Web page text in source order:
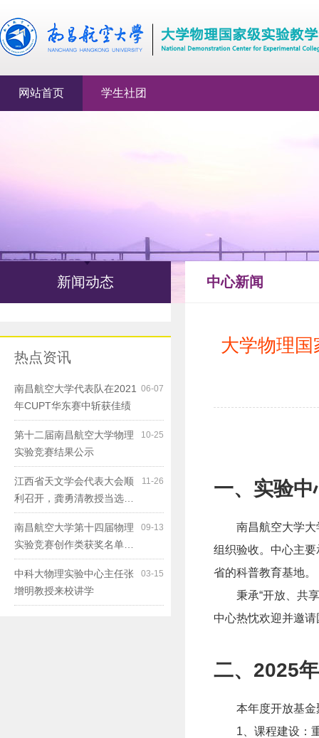
网站首页 学生社团
新闻动态
热点资讯
06-07
南昌航空大学代表队在2021
年CUPT华东赛中斩获佳绩
10-25
第十二届南昌航空大学物理
实验竞赛结果公示
11-26
江西省天文学会代表大会顺
利召开，龚勇清教授当选…
09-13
南昌航空大学第十四届物理
实验竞赛创作类获奖名单…
03-15
中科大物理实验中心主任张
增明教授来校讲学
中心新闻
大学物理
一、实验中
南昌航空大学
组织验收。中心主
省的科普教育基地。
秉承“开放、共享
中心热忱欢迎并邀
二、2025
本年度开放基
1 、课程建设：